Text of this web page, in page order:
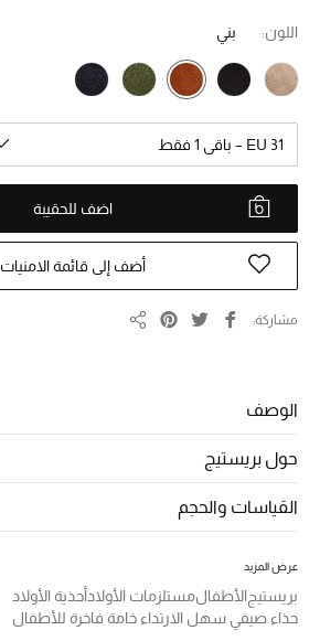
ما وصلنا حديثاً
الموسم الجديد
النساء
الحقائب النسائية
أحذية النسائية
الأطفال
مستلزمات المنزل
المجوهرات
جديد لدينا
نسوقوا أحدث ما وصلنا
اللون: بني
EU 31 – باقي 1 فقط
اضف للحقيبة
أضف إلى قائمة الامنيات
مشاركة
الوصف
حول بريستيج
القياسات والحجم
عرض المزيد
بريستيجالأطفالمستلزمات الأولادأحذية الأولاد
حذاء صيفي سهل الارتداء خامة فاخرة للأطفال